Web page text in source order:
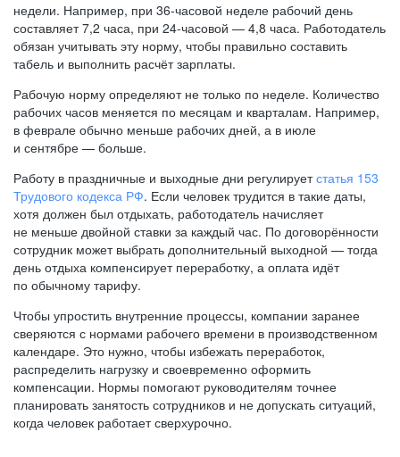
недели. Например, при 36-часовой неделе рабочий день
составляет 7,2 часа, при 24-часовой — 4,8 часа. Работодатель
обязан учитывать эту норму, чтобы правильно составить
табель и выполнить расчёт зарплаты.
Рабочую норму определяют не только по неделе. Количество
рабочих часов меняется по месяцам и кварталам. Например,
в феврале обычно меньше рабочих дней, а в июле
и сентябре — больше.
Работу в праздничные и выходные дни регулируетстатья 153
Трудового кодекса РФ. Если человек трудится в такие даты,
хотя должен был отдыхать, работодатель начисляет
не меньше двойной ставки за каждый час. По договорённости
сотрудник может выбрать дополнительный выходной — тогда
день отдыха компенсирует переработку, а оплата идёт
по обычному тарифу.
Чтобы упростить внутренние процессы, компании заранее
сверяются с нормами рабочего времени в производственном
календаре. Это нужно, чтобы избежать переработок,
распределить нагрузку и своевременно оформить
компенсации. Нормы помогают руководителям точнее
планировать занятость сотрудников и не допускать ситуаций,
когда человек работает сверхурочно.